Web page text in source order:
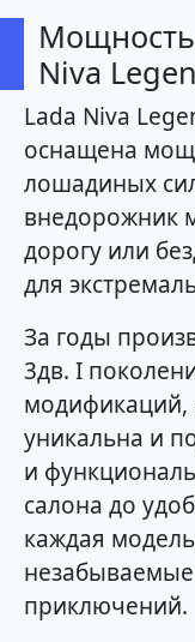
Niva
Lada Niva
оснащена
лошадиных
внедорожник
дорогу или
для
За годы
3дв. I
модификаций,
уникальна и
и
салона до
каждая
незабываемые
приключений.